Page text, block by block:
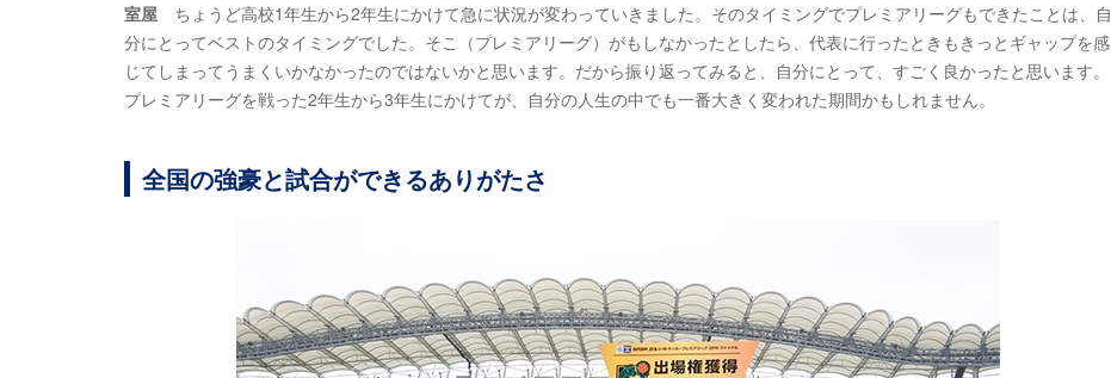
室屋 ちょうど高校1年生から2年生にかけて急に状況が変わっていきました。そのタイミングでプレミアリーグもできたことは、自
分にとってベストのタイミングでした。そこ（プレミアリーグ）がもしなかったとしたら、代表に行ったときもきっとギャップを感
じてしまってうまくいかなかったのではないかと思います。だから振り返ってみると、自分にとって、すごく良かったと思います。
プレミアリーグを戦った2年生から3年生にかけてが、自分の人生の中でも一番大きく変われた期間かもしれません。
全国の強豪と試合ができるありがたさ